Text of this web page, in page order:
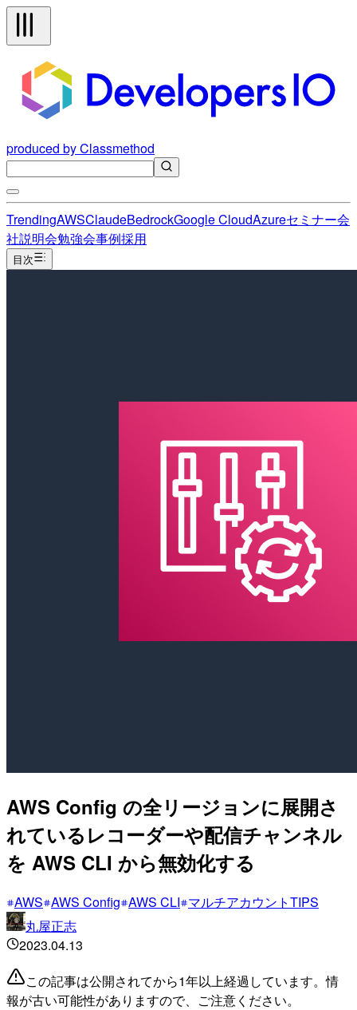
produced by Classmethod
TrendingAWSClaudeBedrockGoogle CloudAzureセミナー会
社説明会勉強会事例採用
目次
AWS Config の全リージョンに展開さ
れているレコーダーや配信チャンネル
を AWS CLI から無効化する
AWS AWS Config AWS CLI マルチアカウントTIPS
丸屋正志
2023.04.13
この記事は公開されてから1年以上経過しています。情
報が古い可能性がありますので、ご注意ください。